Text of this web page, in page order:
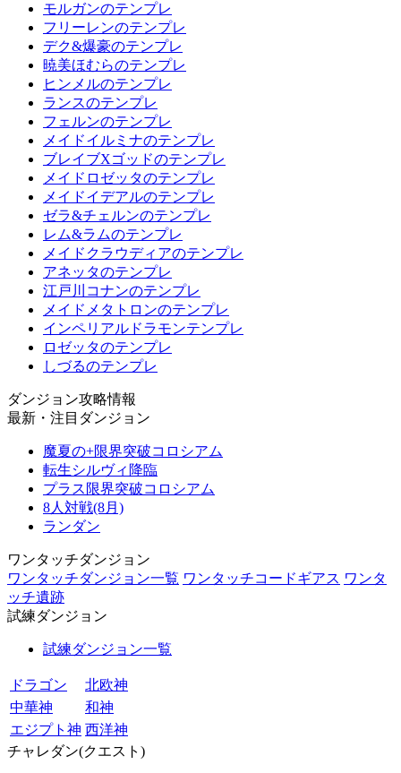
モルガンのテンプレ
フリーレンのテンプレ
デク&爆豪のテンプレ
暁美ほむらのテンプレ
ヒンメルのテンプレ
ランスのテンプレ
フェルンのテンプレ
メイドイルミナのテンプレ
ブレイブXゴッドのテンプレ
メイドロゼッタのテンプレ
メイドイデアルのテンプレ
ゼラ&チェルンのテンプレ
レム&ラムのテンプレ
メイドクラウディアのテンプレ
アネッタのテンプレ
江戸川コナンのテンプレ
メイドメタトロンのテンプレ
インペリアルドラモンテンプレ
ロゼッタのテンプレ
しづるのテンプレ
ダンジョン攻略情報
最新・注目ダンジョン
魔夏の+限界突破コロシアム
転生シルヴィ降臨
プラス限界突破コロシアム
8人対戦(8月)
ランダン
ワンタッチダンジョン
ワンタッチダンジョン一覧 ワンタッチコードギアス ワンタ
ッチ遺跡
試練ダンジョン
試練ダンジョン一覧
ドラゴン
北欧神
中華神
和神
エジプト神 西洋神
チャレダン(クエスト)